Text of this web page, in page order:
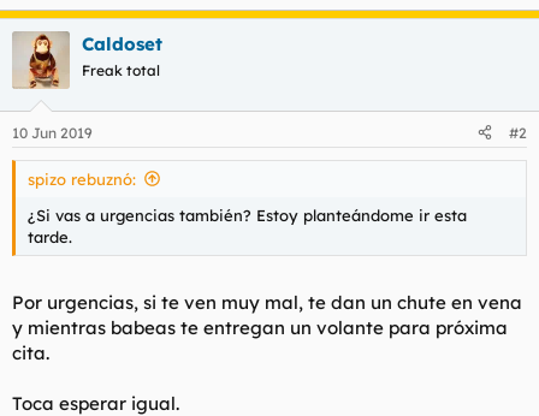
e
a
e
s
Caldoset
Freak total
10 Jun 2019 #2
spizo rebuznó:
¿Si vas a urgencias también? Estoy planteándome ir esta
tarde.
Por urgencias, si te ven muy mal, te dan un chute en vena
y mientras babeas te entregan un volante para próxima
cita.
Toca esperar igual.